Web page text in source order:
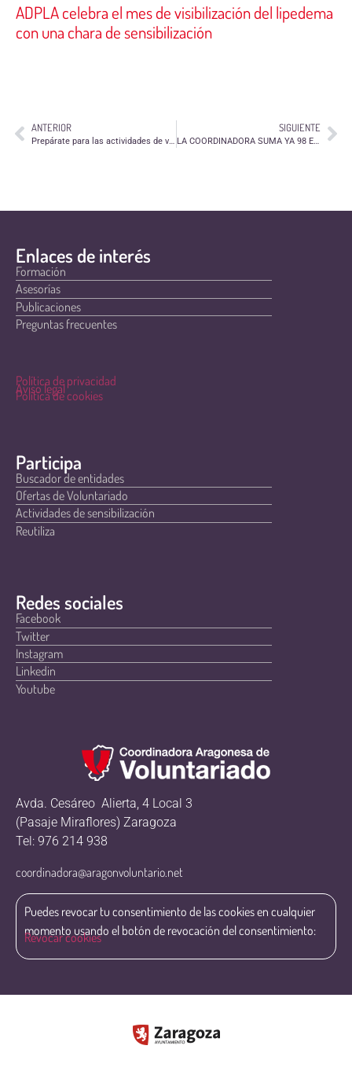
ADPLA celebra el mes de visibilización del lipedema
con una chara de sensibilización
ANTERIOR
Prepárate para las actividades de verano con este curso de «Primeros Auxilios para personas voluntarias» en Zaragoza y Teruel
SIGUIENTE
LA COORDINADORA SUMA YA 98 ENTIDADES TRABAJANDO EN RED POR EL VOLUNTARIADO ARAGONÉS
Enlaces de interés
Formación
Asesorías
Publicaciones
Preguntas frecuentes
Política de privacidad
Aviso legal
Política de cookies
Participa
Buscador de entidades
Ofertas de Voluntariado
Actividades de sensibilización
Reutiliza
Redes sociales
Facebook
Twitter
Instagram
Linkedin
Youtube
Avda. Cesáreo Alierta, 4 Local 3
(Pasaje Miraflores) Zaragoza
Tel: 976 214 938
coordinadora@aragonvoluntario.net
Puedes revocar tu consentimiento de las cookies en cualquier
momento usando el botón de revocación del consentimiento:
Revocar cookies